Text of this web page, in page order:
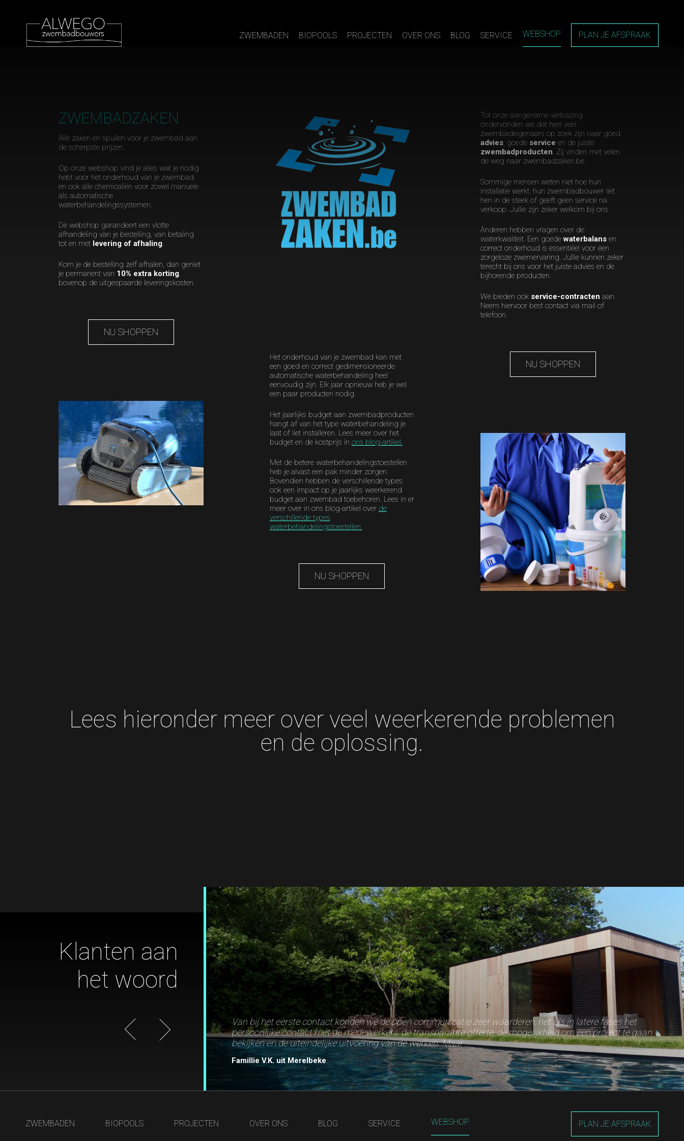
ZWEMBADEN BIOPOOLS PROJECTEN OVER ONS BLOG SERVICE WEBSHOP PLAN JE AFSPRAAK
ZWEMBADZAKEN
Alle zaken en spullen voor je zwembad aan
de scherpste prijzen.
Op onze webshop vind je alles wat je nodig
hebt voor het onderhoud van je zwembad
en ook alle chemicaliën voor zowel manuele
als automatische
waterbehandelingssystemen.
De webshop garandeert een vlotte
afhandeling van je bestelling, van betaling
tot en met levering of afhaling.
Kom je de bestelling zelf afhalen, dan geniet
je permanent van 10% extra korting
bovenop de uitgespaarde leveringskosten.
NU SHOPPEN
Het onderhoud van je zwembad kan met
een goed en correct gedimensioneerde
automatische waterbehandeling heel
eenvoudig zijn. Elk jaar opnieuw heb je wel
een paar producten nodig.
Het jaarlijks budget aan zwembadproducten
hangt af van het type waterbehandeling je
laat of liet installeren. Lees meer over het
budget en de kostprijs in ons blog-artikel.
Met de betere waterbehandelingstoestellen
heb je alvast een pak minder zorgen.
Bovendien hebben de verschillende types
ook een impact op je jaarlijks weerkerend
budget aan zwembad toebehoren. Lees in er
meer over in ons blog-artikel over de
verschillende types
waterbehandelingstoestellen.
NU SHOPPEN
Tot onze aangename verbazing
ondervonden we dat heel veel
zwembadeigenaars op zoek zijn naar goed
advies, goede service en de juiste
zwembadproducten. Zij vinden met velen
de weg naar zwembadzaken.be
Sommige mensen weten niet hoe hun
installatie werkt, hun zwembadbouwer liet
hen in de steek of geeft geen service na
verkoop. Jullie zijn zeker welkom bij ons.
Anderen hebben vragen over de
waterkwaliteit. Een goedewaterbalans en
correct onderhoud is essentiëel voor een
zorgeloze zwemervaring. Jullie kunnen zeker
terecht bij ons voor het juiste advies en de
bijhorende producten.
We bieden ook service-contracten aan.
Neem hiervoor best contact via mail of
telefoon.
NU SHOPPEN
Lees hieronder meer over veel weerkerende problemen
en de oplossing.
Famillie V.K. uit Merelbeke
Van bij het eerste contact konden we de open communicatie zeer waarderen, net als in latere fases het
persoonlijke contact met de medewerkers, de transparante offerte, de mogelijkheid om een project te gaan
bekijken en de uiteindelijke uitvoering van de werken. Maar ...
ZWEMBADEN BIOPOOLS PROJECTEN OVER ONS BLOG SERVICE WEBSHOP PLAN JE AFSPRAAK